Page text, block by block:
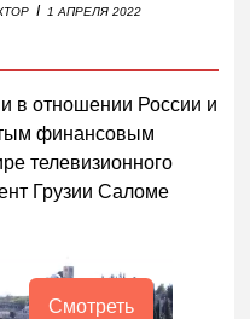
I
1 АПРЕЛЯ 2022
в отношении России и
финансовым
телевизионного
Грузии Саломе
Смотреть